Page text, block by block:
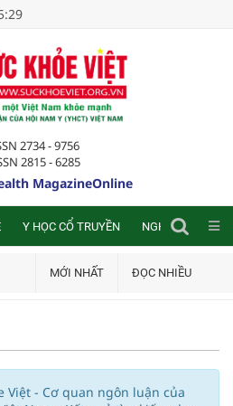
2734 - 9756
2815 - 6285
MagazineOnline
Y HỌC CỔ TRUYỀN NGHIÊN CỨU
MỚI NHẤT ĐỌC NHIỀU
Việt - Cơ quan ngôn luận của